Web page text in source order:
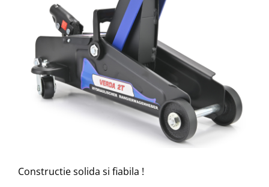
Constructie solida si fiabila !